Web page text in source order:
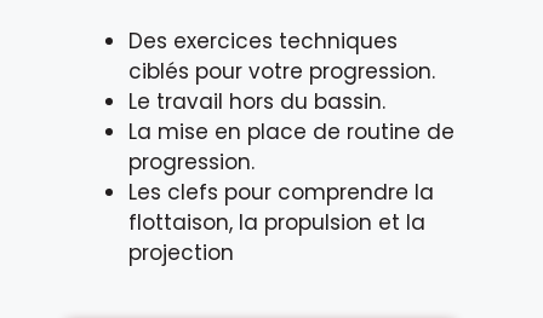
Des exercices techniques
ciblés pour votre progression.
Le travail hors du bassin.
La mise en place de routine de
progression.
Les clefs pour comprendre la
flottaison, la propulsion et la
projection